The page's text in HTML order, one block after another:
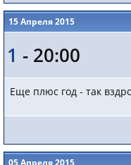
15 Апреля 2015
1 - 20:00
Еще плюс год - так